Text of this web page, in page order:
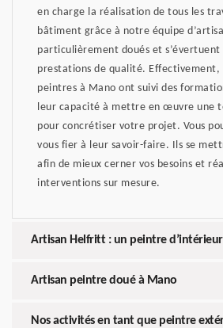
en charge la réalisation de tous les
bâtiment grâce à notre équipe
particulièrement doués et s’évertuent
prestations de qualité. Effectivement,
peintres à Mano ont suivi des
leur capacité à mettre en œuvre une
pour concrétiser votre projet. Vous
vous fier à leur savoir-faire. Ils se
afin de mieux cerner vos besoins et
interventions sur mesure.
Artisan Helfritt : un peintre
Artisan peintre doué à Mano
Nos activités en tant que peintre